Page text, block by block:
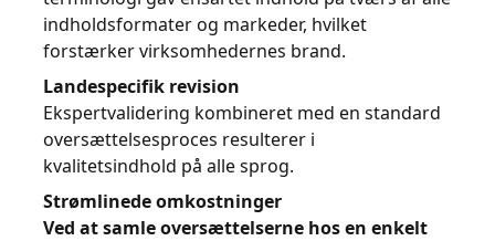
indholdsformater og markeder, hvilket
forstærker virksomhedernes brand.
Landespecifik revision
Ekspertvalidering kombineret med en standard
oversættelsesproces resulterer i
kvalitetsindhold på alle sprog.
Strømlinede omkostninger
Ved at samle oversættelserne hos en enkelt